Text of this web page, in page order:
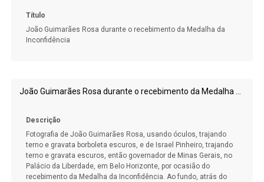
Título
João Guimarães Rosa durante o recebimento da Medalha da
Inconfidência
João Guimarães Rosa durante o recebimento da Medalha da Inconfidência
Descrição
Fotografia de João Guimarães Rosa, usando óculos, trajando
terno e gravata borboleta escuros, e de Israel Pinheiro, trajando
terno e gravata escuros, então governador de Minas Gerais, no
Palácio da Liberdade, em Belo Horizonte, por ocasião do
recebimento da Medalha da Inconfidência. Ao fundo, atrás do